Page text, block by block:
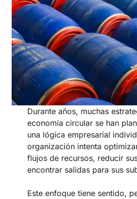
Durante años, muchas
economía circular se han
una lógica empresarial
organización intenta
flujos de recursos, reducir
encontrar salidas para sus
Este enfoque tiene sentido,